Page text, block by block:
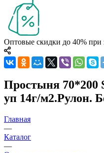
Оптовые скидки до 40% при
Простыня 70*200
уп 14г/м2.Рулон.
Главная
—
Каталог
—